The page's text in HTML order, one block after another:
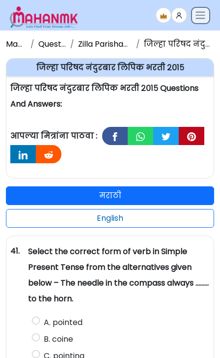
Maha NMK Question Papers Zilla Parishad Question Papers जिल्हा परिषद नंदुरबार लिपिक भरती २०१५
जिल्हा परिषद नंदुरबार लिपिक भरती २०१५
जिल्हा परिषद नंदुरबार लिपिक भरती २०१५ Questions
And Answers:
आपल्या मित्रांना पाठवा :
मराठी
English
41.
Select the correct form of verb in Simple
Present Tense from the alternatives given
below – The needle in the compass always ………
to the horn.
A. pointed
B. coine